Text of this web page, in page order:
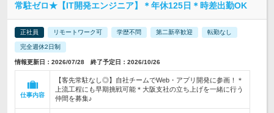
常駐ゼロ★【IT開発エンジニア】＊年休125日＊時差出勤OK
正社員 リモートワーク可 学歴不問 第二新卒歓迎 転勤なし
完全週休2日制
情報更新日：2026/07/28 終了予定日：2026/10/26
仕事内容
【客先常駐なし◎】自社チームでWeb・アプリ開発に参画！＊
上流工程にも早期挑戦可能＊大阪支社の立ち上げを一緒に行う
仲間を募集♪